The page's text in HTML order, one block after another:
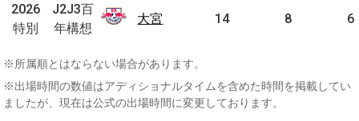
2026
特別
百年
構想
大宮 14 8 6
2026
特別
J2J3百
年構想
大宮
※所属順とはならない場合があります。
※出場時間の数値はアディショナルタイムを含めた時間を掲載してい
ましたが、現在は公式の出場時間に変更しております。